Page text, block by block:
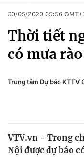
Chuyên mục
Chính trị
Xã hội
Y tế
Xã hội
Pháp luật
Thể thao
Văn hóa - Giải
Giáo dục
30/05/2020 05:56
Thời tiết
có mưa
Trung tâm Dự báo KTTV
VTV.vn - Trong
Nội được dự báo